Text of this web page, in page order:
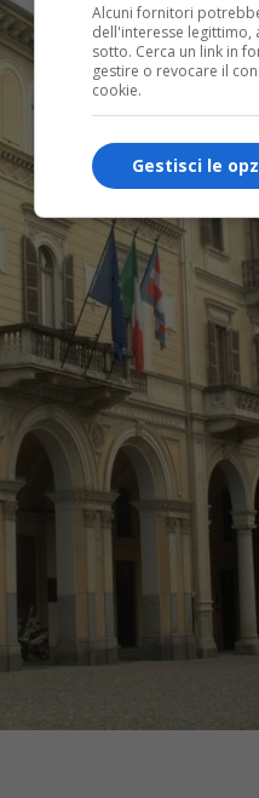
Alcuni fornitori
dell'interesse
sotto. Cerca un link in
gestire o revocare il
cookie.
Gestisci le